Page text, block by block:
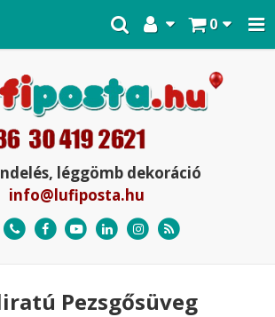
0
léggömb dekoráció
info@lufiposta.hu
Pezsgősüveg